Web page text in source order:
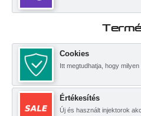
Cookies
Itt megtudhatja, hogy
Értékesítés
Új és használt injektorok